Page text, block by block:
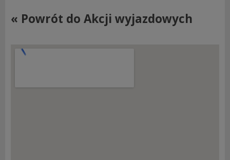
« Powrót do Akcji wyjazdowych